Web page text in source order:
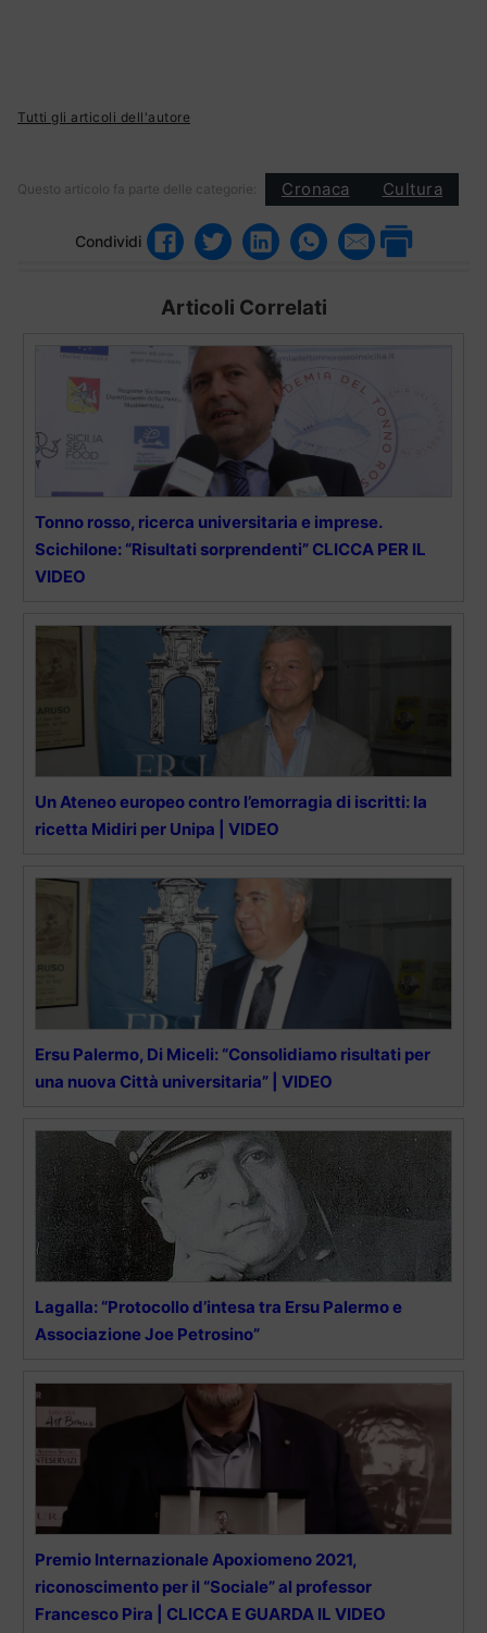
Tutti gli articoli dell'autore
Questo articolo fa parte delle categorie: Cronaca Cultura
Condividi
Articoli Correlati
Tonno rosso, ricerca universitaria e imprese.
Scichilone: “Risultati sorprendenti” CLICCA PER IL
VIDEO
Un Ateneo europeo contro l’emorragia di iscritti: la
ricetta Midiri per Unipa | VIDEO
Ersu Palermo, Di Miceli: “Consolidiamo risultati per
una nuova Città universitaria” | VIDEO
Lagalla: “Protocollo d’intesa tra Ersu Palermo e
Associazione Joe Petrosino”
Premio Internazionale Apoxiomeno 2021,
riconoscimento per il “Sociale” al professor
Francesco Pira | CLICCA E GUARDA IL VIDEO